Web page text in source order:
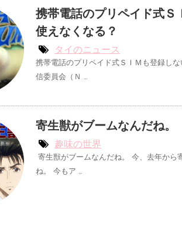
携帯電話のプリペイド式Ｓ
使えなくなる？
タイのニュース
携帯電話のプリペイド式ＳＩＭも登録し
信委員会（Ｎ …
寄生獣がブームなんだね。
趣味の世界
寄生獣がブームなんだね。 今、去年から
ね。 今もア …